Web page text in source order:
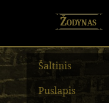
Žodynas
Šaltinis
Puslapis